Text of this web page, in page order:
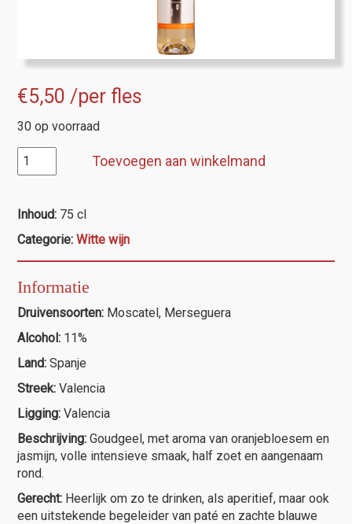
€5,50 /per fles
30 op voorraad
Torre
de
Pobleta
sweet
aantal
Toevoegen aan winkelmand
Inhoud: 75 cl
Categorie:Witte wijn
Informatie
Druivensoorten: Moscatel, Merseguera
Alcohol: 11%
Land:Spanje
Streek:Valencia
Ligging: Valencia
Beschrijving: Goudgeel, met aroma van oranjebloesem en
jasmijn, volle intensieve smaak, half zoet en aangenaam
rond.
Gerecht: Heerlijk om zo te drinken, als aperitief, maar ook
een uitstekende begeleider van paté en zachte blauwe